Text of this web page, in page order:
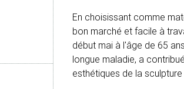
En choisissant comme
bon marché et facile à
début mai à l'âge de 65
longue maladie, a
esthétiques de la sculpture